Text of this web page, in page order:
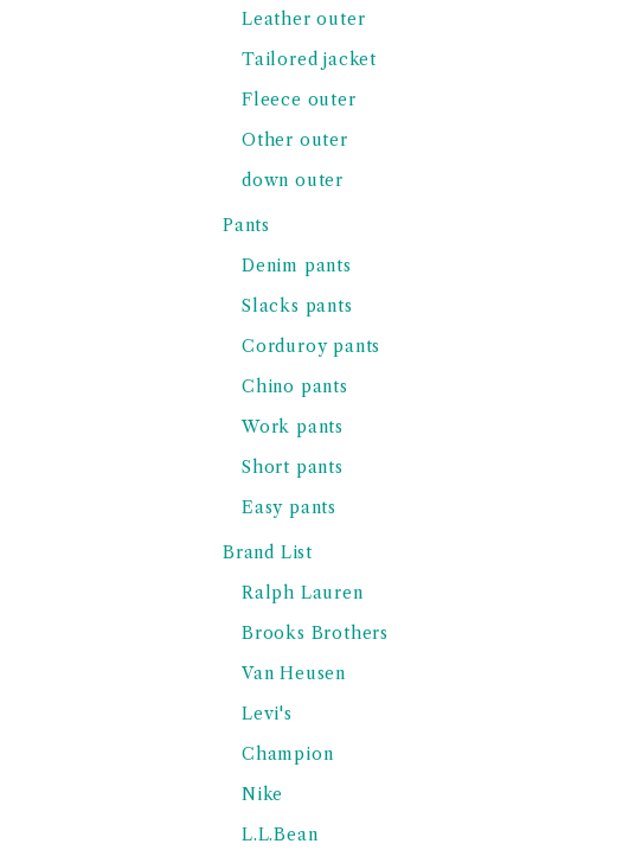
Leather outer
Tailored jacket
Fleece outer
Other outer
down outer
Pants
Denim pants
Slacks pants
Corduroy pants
Chino pants
Work pants
Short pants
Easy pants
Brand List
Ralph Lauren
Brooks Brothers
Van Heusen
Levi's
Champion
Nike
L.L.Bean